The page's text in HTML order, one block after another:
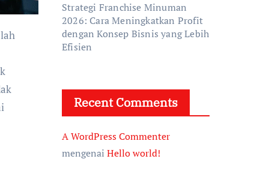
Strategi Franchise Minuman
2026: Cara Meningkatkan Profit
dengan Konsep Bisnis yang Lebih
Efisien
Recent Comments
A WordPress Commenter
mengenai Hello world!